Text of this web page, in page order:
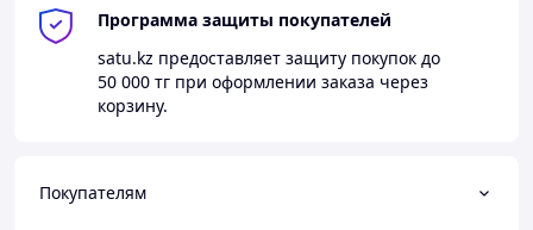
Программа защиты покупателей
satu.kz предоставляет защиту покупок до
50 000 тг при оформлении заказа через
корзину.
Покупателям